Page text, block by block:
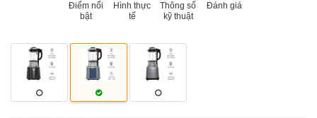
Điểm nổi
bật
Hình thực
tế
Thông số
kỹ thuật
Đánh giá